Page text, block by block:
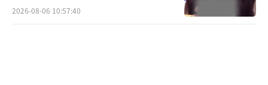
2026-08-06 10:57:40